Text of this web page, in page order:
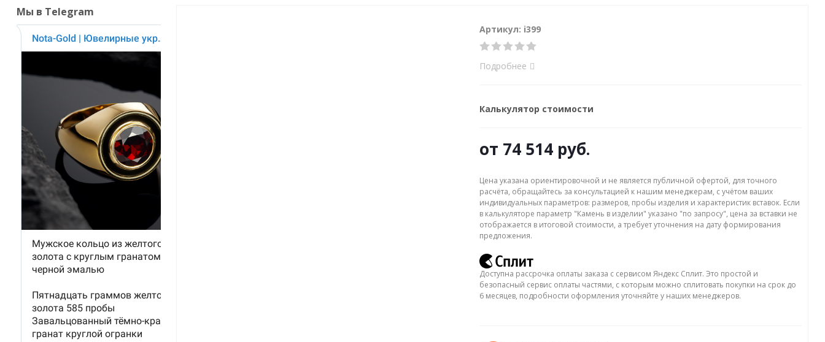
Артикул: i399
Подробнее
Калькулятор стоимости
от 74 514 руб.
Цена указана ориентировочной и не является публичной офертой, для точного
расчёта, обращайтесь за консультацией к нашим менеджерам, с учётом ваших
индивидуальных параметров: размеров, пробы изделия и характеристик вставок. Если
в калькуляторе параметр "Камень в изделии" указано "по запросу", цена за вставки не
отображается в итоговой стоимости, а требует уточнения на дату формирования
предложения.
Доступна рассрочка оплаты заказа с сервисом Яндекс Сплит. Это простой и
безопасный сервис оплаты частями, с которым можно сплитовать покупки на срок до
6 месяцев, подробности оформления уточняйте у наших менеджеров.
Мы в Telegram